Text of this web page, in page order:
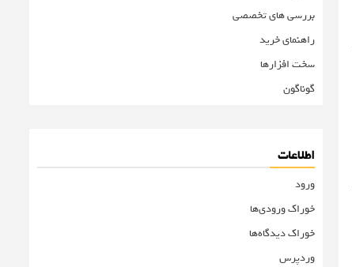
بررسی های تخصصی
راهنمای خرید
سخت افزارها
گوناگون
اطلاعات
ورود
خوراک ورودی‌ها
خوراک دیدگاه‌ها
وردپرس